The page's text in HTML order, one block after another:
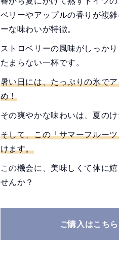
ベリーやアップルの香りが複
ーな味わいが特徴。
ストロベリーの風味がしっか
たまらない一杯です。
暑い日には、たっぷりの氷で
め！
その爽やかな味わいは、夏の
そして、この「サマーフルー
けます。
この機会に、美味しくて体に
せんか？
ご購入はこちら